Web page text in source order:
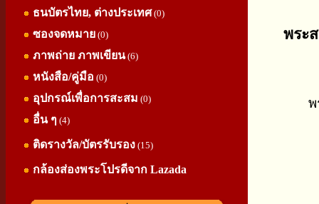
ธนบัตรไทย, ต่างประเทศ(0)
ซองจดหมาย (0)
ภาพถ่าย ภาพเขียน(6)
หนังสือ/คู่มือ (0)
อุปกรณ์เพื่อการสะสม (0)
อื่น ๆ (4)
ติดรางวัล/บัตรรับรอง (15)
กล้องส่องพระโปรดีจาก Lazada
พระ
พ